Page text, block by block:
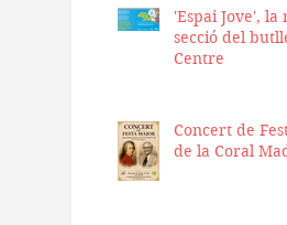
'Espai Jove', la nova
secció del
Centre
Concert de
de la Coral